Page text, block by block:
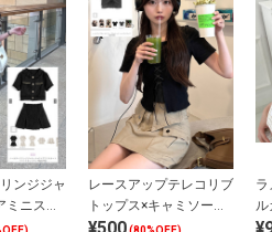
ンジジャ
ミニスカ
ットアッ
レースアップテレコリブ
トップス×キャミソール
アンサンブル
ラ
ル